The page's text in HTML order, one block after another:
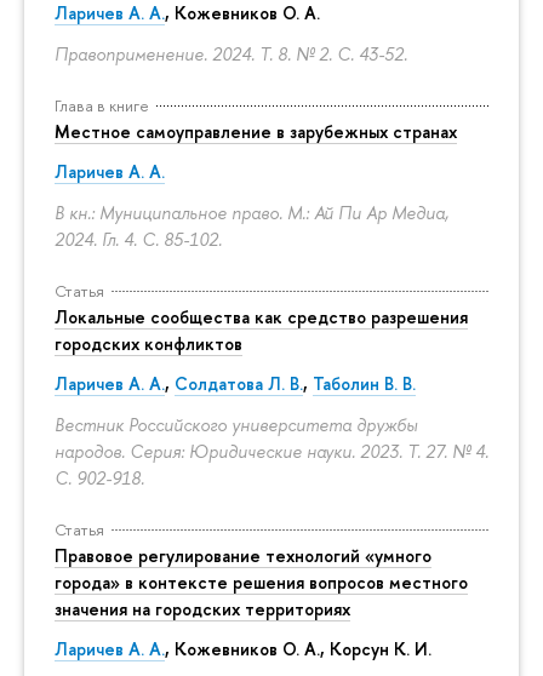
Ларичев А. А., Кожевников О. А.
Правоприменение. 2024. Т. 8. № 2. С. 43-52.
Глава в книге
Местное самоуправление в зарубежных странах
Ларичев А. А.
В кн.: Муниципальное право. М.: Ай Пи Ар Медиа,
2024. Гл. 4. С. 85-102.
Статья
Локальные сообщества как средство разрешения
городских конфликтов
Ларичев А. А., Солдатова Л. В., Таболин В. В.
Вестник Российского университета дружбы
народов. Серия: Юридические науки. 2023. Т. 27. № 4.
С. 902-918.
Статья
Правовое регулирование технологий «умного
города» в контексте решения вопросов местного
значения на городских территориях
Ларичев А. А., Кожевников О. А., Корсун К. И.